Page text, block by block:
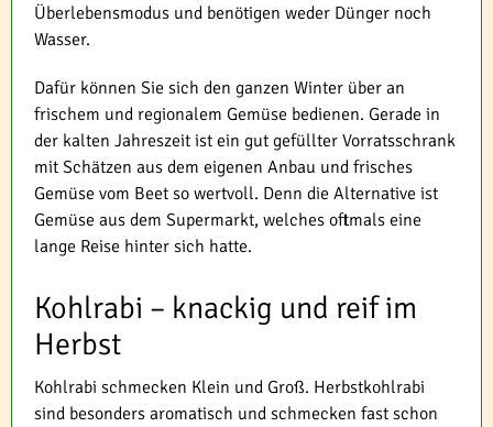
Überlebensmodus und benötigen weder Dünger noch
Wasser.
Dafür können Sie sich den ganzen Winter über an
frischem und regionalem Gemüse bedienen. Gerade in
der kalten Jahreszeit ist ein gut gefüllter Vorratsschrank
mit Schätzen aus dem eigenen Anbau und frisches
Gemüse vom Beet so wertvoll. Denn die Alternative ist
Gemüse aus dem Supermarkt, welches oftmals eine
lange Reise hinter sich hatte.
Kohlrabi – knackig und reif im
Herbst
Kohlrabi schmecken Klein und Groß. Herbstkohlrabi
sind besonders aromatisch und schmecken fast schon